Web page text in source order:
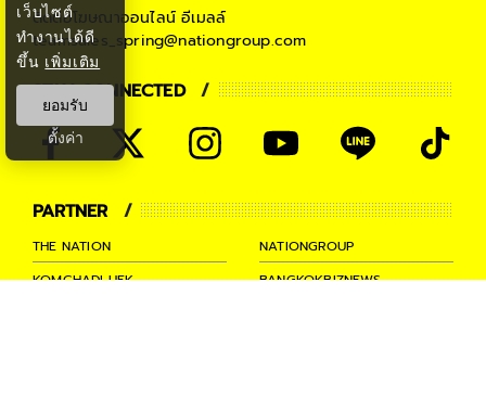
ติดต่อโฆษณาออนไลน์ อีเมลล์
teamsales_spring@nationgroup.com
STAY CONNECTED
PARTNER
THE NATION
NATIONGROUP
KOMCHADLUEK
BANGKOKBIZNEWS
เว็บไซต์
ทำงานได้ดี
ขึ้น เพิ่มเติม
ยอมรับ
ตั้งค่า